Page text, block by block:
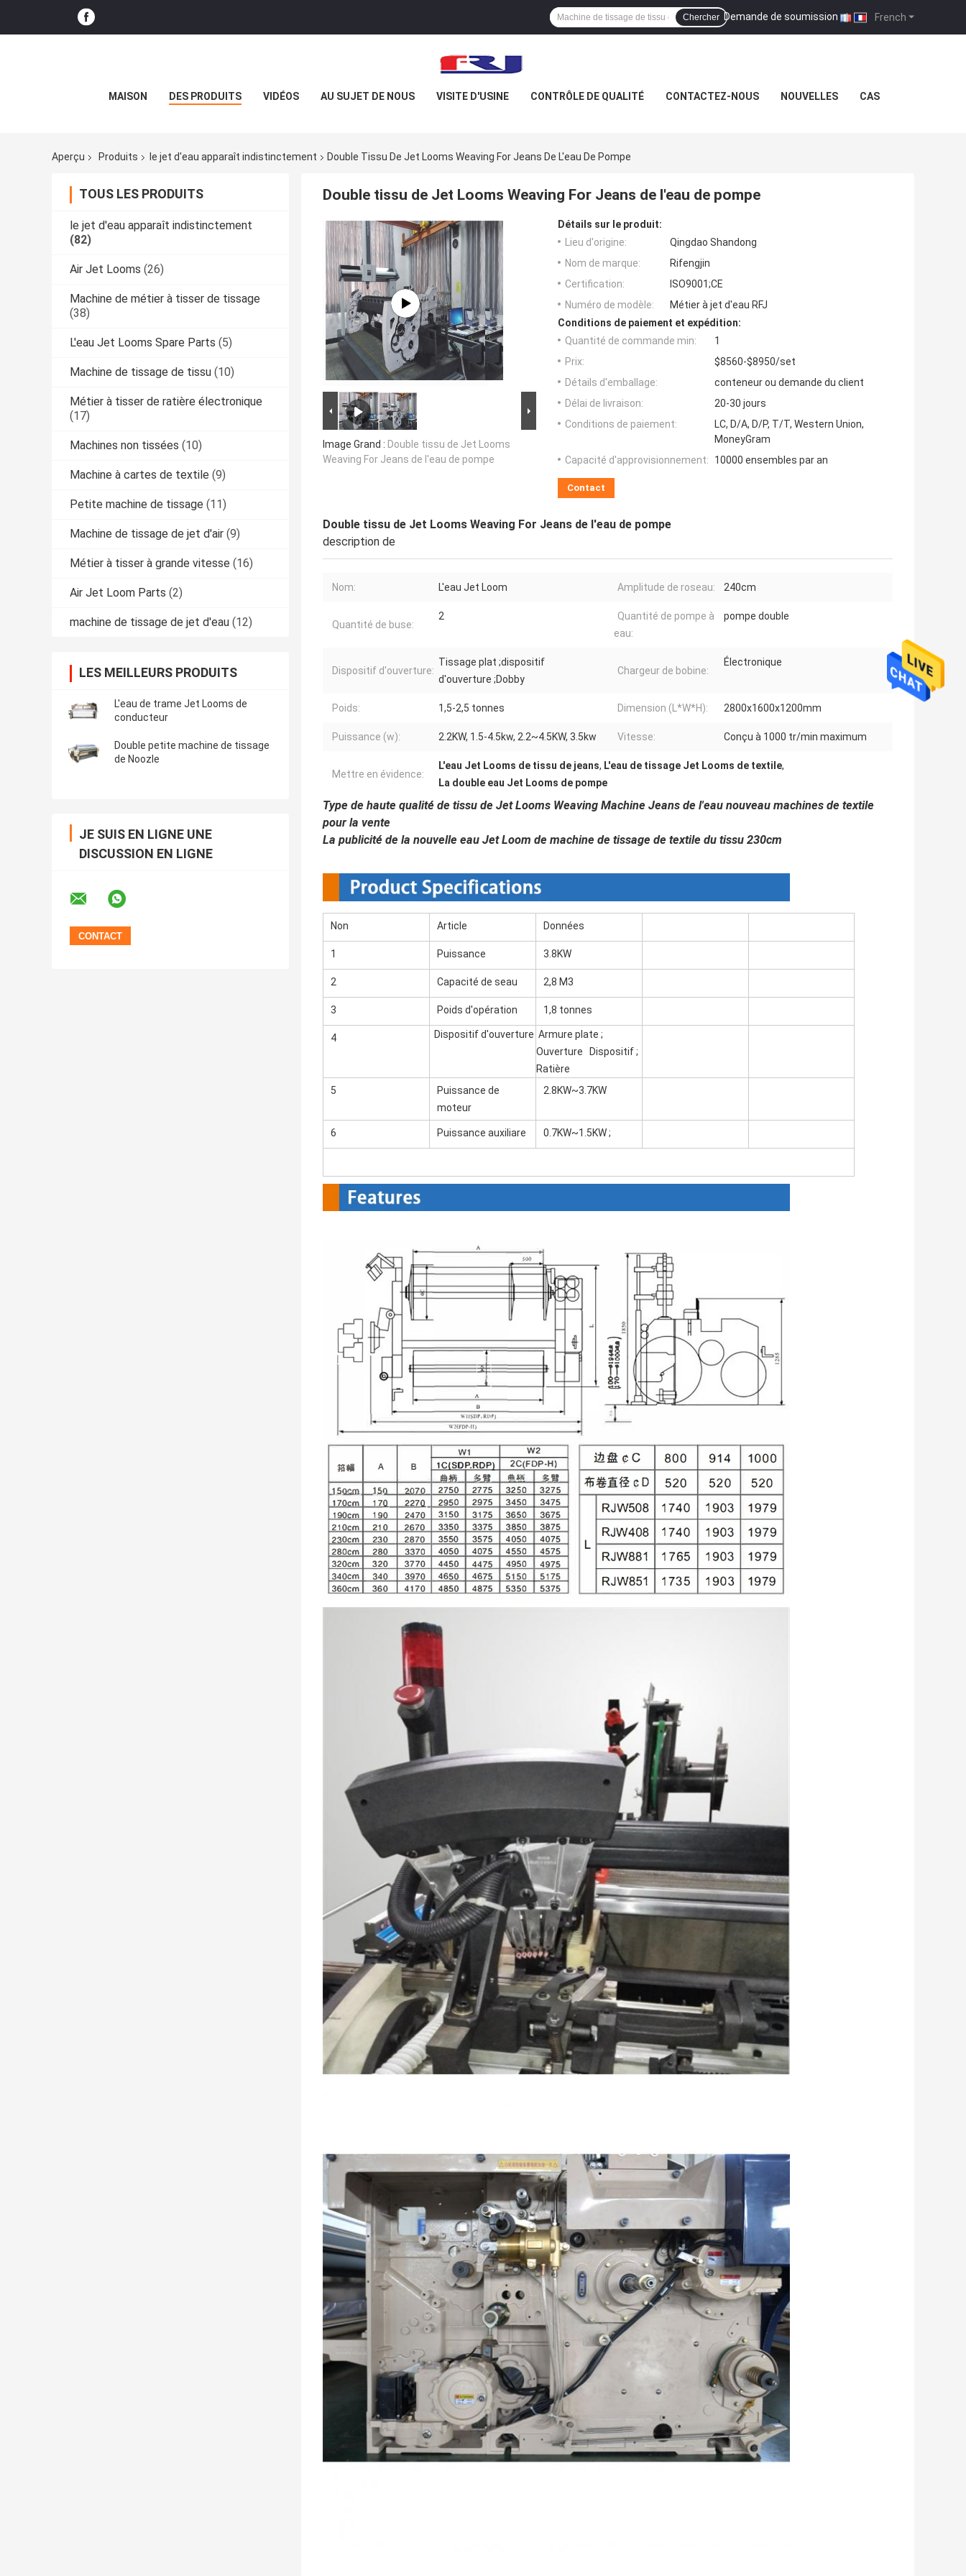
French
Demande de soumission |
Chercher
MAISON DES PRODUITS VIDÉOS AU SUJET DE NOUS VISITE D'USINE CONTRÔLE DE QUALITÉ CONTACTEZ-NOUS NOUVELLES CAS
Aperçu Produits le jet d'eau apparaît indistinctement Double Tissu De Jet Looms Weaving For Jeans De L'eau De Pompe
TOUS LES PRODUITS
le jet d'eau apparaît indistinctement
(82)
Air Jet Looms (26)
Machine de métier à tisser de tissage
(38)
L'eau Jet Looms Spare Parts (5)
Machine de tissage de tissu (10)
Métier à tisser de ratière électronique
(17)
Machines non tissées (10)
Machine à cartes de textile (9)
Petite machine de tissage (11)
Machine de tissage de jet d'air (9)
Métier à tisser à grande vitesse (16)
Air Jet Loom Parts (2)
machine de tissage de jet d'eau (12)
LES MEILLEURS PRODUITS
L'eau de trame Jet Looms de
conducteur
Double petite machine de tissage
de Noozle
JE SUIS EN LIGNE UNE
DISCUSSION EN LIGNE
Double tissu de Jet Looms Weaving For Jeans de l'eau de pompe
Image Grand : Double tissu de Jet Looms
Weaving For Jeans de l'eau de pompe
Détails sur le produit:
Lieu d'origine:
Qingdao Shandong
Nom de marque:
Rifengjin
Certification:
ISO9001;CE
Numéro de modèle:
Métier à jet d'eau RFJ
Conditions de paiement et expédition:
Quantité de commande min:
1
Prix:
$8560-$8950/set
Détails d'emballage:
conteneur ou demande du client
Délai de livraison:
20-30 jours
Conditions de paiement:
LC, D/A, D/P, T/T, Western Union,
MoneyGram
Capacité d'approvisionnement:
10000 ensembles par an
Contact
Double tissu de Jet Looms Weaving For Jeans de l'eau de pompe
description de
Nom: L'eau Jet Loom Amplitude de roseau: 240cm
Quantité de buse:
2
Quantité de pompe à
eau:
pompe double
Dispositif d'ouverture:
Tissage plat ;dispositif
d'ouverture ;Dobby
Chargeur de bobine:
Électronique
Poids: 1,5-2,5 tonnes Dimension (L*W*H): 2800x1600x1200mm
Puissance (w): 2.2KW, 1.5-4.5kw, 2.2~4.5KW, 3.5kw Vitesse: Conçu à 1000 tr/min maximum
Mettre en évidence:
L'eau Jet Looms de tissu de jeans, L'eau de tissage Jet Looms de textile,
La double eau Jet Looms de pompe
Type de haute qualité de tissu de Jet Looms Weaving Machine Jeans de l'eau nouveau machines de textile
pour la vente
La publicité de la nouvelle eau Jet Loom de machine de tissage de textile du tissu 230cm
Non Article Données
1 Puissance 3.8KW
2 Capacité de seau 2,8 M3
3 Poids d'opération 1,8 tonnes
4 Dispositif d'ouverture Armure plate ;
Ouverture Dispositif ;
Ratière
5
Puissance de
moteur
2.8KW~3.7KW
6 Puissance auxiliare 0.7KW~1.5KW ;